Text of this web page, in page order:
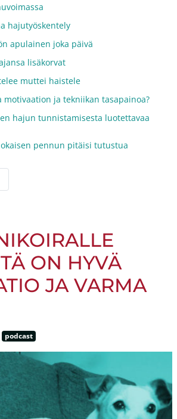
hajutyöskentely
apulainen joka päivä
lisäkorvat
muttei haistele
motivaation ja tekniikan tasapainoa?
hajun tunnistamisesta luotettavaa
pennun pitäisi tutustua
ON HYVÄ
JA VARMA
podcast